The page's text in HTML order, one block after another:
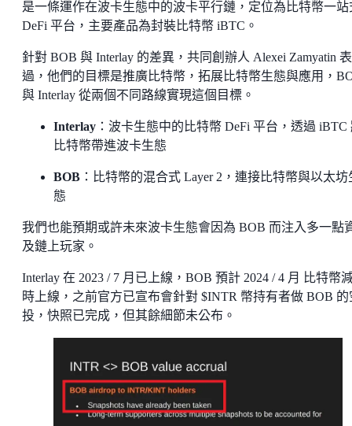
是一條運作在波卡生態中的波卡平行鏈，定位為比特幣一站
DeFi 平台，主要產品為封裝比特幣 iBTC。
針對 BOB 與 Interlay 的差異，共同創辦人 Alexei Zamyatin
過，他們的目標是推廣比特幣，拓展比特幣生態與應用，
與 Interlay 從兩個不同路線實現這個目標。
Interlay ：波卡生態中的比特幣 DeFi 平台，透過 iBTC
比特幣帶進波卡生態
BOB ：比特幣的混合式 Layer 2，連接比特幣與以太坊
態
我們也能預期或許未來波卡生態會因為 BOB 而注入多一點
及鏈上玩家。
Interlay 在 2023 / 7 月已上線，BOB 預計 2024 / 4 月 比特幣
時上線，之前官方已宣布會針對 $INTR 幣持有者做 BOB 的
投，快照已完成，但其餘細節未公布。